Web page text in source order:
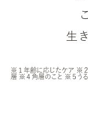
生
※１年齢に応じたケア ※２
層 ※４角層のこと ※５う